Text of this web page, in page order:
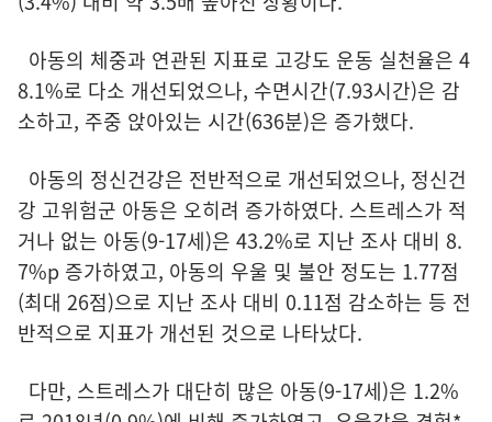
아동의 체중과 연관된 지표로 고강도 운동 실천율은 4
8.1%로 다소 개선되었으나, 수면시간(7.93시간)은 감
소하고, 주중 앉아있는 시간(636분)은 증가했다.
아동의 정신건강은 전반적으로 개선되었으나, 정신건
강 고위험군 아동은 오히려 증가하였다. 스트레스가 적
거나 없는 아동(9-17세)은 43.2%로 지난 조사 대비 8.
7%p 증가하였고, 아동의 우울 및 불안 정도는 1.77점
(최대 26점)으로 지난 조사 대비 0.11점 감소하는 등 전
반적으로 지표가 개선된 것으로 나타났다.
다만, 스트레스가 대단히 많은 아동(9-17세)은 1.2%